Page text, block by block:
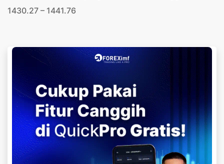
1430.27 – 1441.76